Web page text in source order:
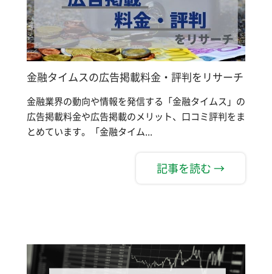
金融タイムスの広告掲載料金・評判をリサーチ
金融業界の動向や情報を発信する「金融タイムス」の
広告掲載料金や広告掲載のメリット、口コミ評判をま
とめています。「金融タイム...
記事を読む →